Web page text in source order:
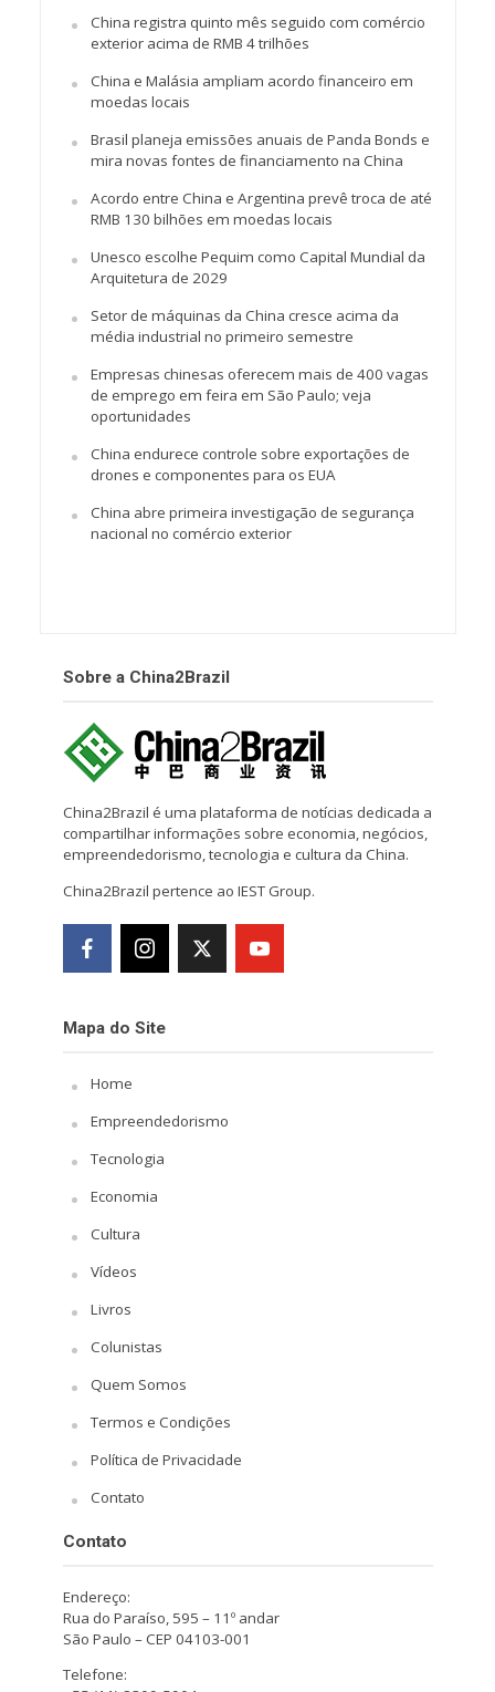
China registra quinto mês seguido com comércio
exterior acima de RMB 4 trilhões
China e Malásia ampliam acordo financeiro em
moedas locais
Brasil planeja emissões anuais de Panda Bonds e
mira novas fontes de financiamento na China
Acordo entre China e Argentina prevê troca de até
RMB 130 bilhões em moedas locais
Unesco escolhe Pequim como Capital Mundial da
Arquitetura de 2029
Setor de máquinas da China cresce acima da
média industrial no primeiro semestre
Empresas chinesas oferecem mais de 400 vagas
de emprego em feira em São Paulo; veja
oportunidades
China endurece controle sobre exportações de
drones e componentes para os EUA
China abre primeira investigação de segurança
nacional no comércio exterior
Sobre a China2Brazil
China2Brazil é uma plataforma de notícias dedicada a
compartilhar informações sobre economia, negócios,
empreendedorismo, tecnologia e cultura da China.
China2Brazil pertence ao IEST Group.
Mapa do Site
Home
Empreendedorismo
Tecnologia
Economia
Cultura
Vídeos
Livros
Colunistas
Quem Somos
Termos e Condições
Política de Privacidade
Contato
Contato
Endereço:
Rua do Paraíso, 595 – 11º andar
São Paulo – CEP 04103-001
Telefone: